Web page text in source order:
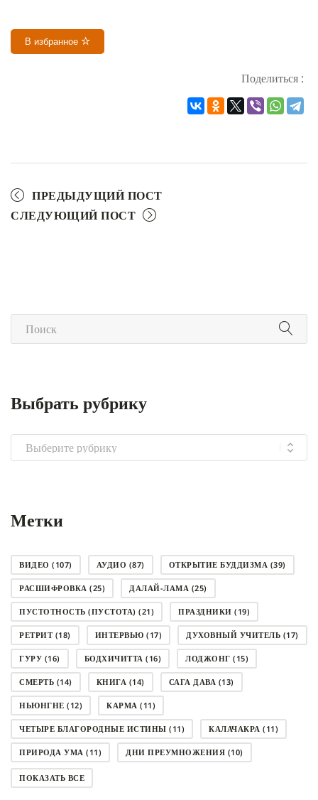
В избранное
Поделиться :
ПРЕДЫДУЩИЙ ПОСТ
СЛЕДУЮЩИЙ ПОСТ
Выбрать рубрику
Выбрать
рубрику
Метки
ВИДЕО (107) АУДИО (87) ОТКРЫТИЕ БУДДИЗМА (39)
РАСШИФРОВКА (25) ДАЛАЙ-ЛАМА (25)
ПУСТОТНОСТЬ (ПУСТОТА) (21) ПРАЗДНИКИ (19)
РЕТРИТ(18) ИНТЕРВЬЮ (17) ДУХОВНЫЙ УЧИТЕЛЬ (17)
ГУРУ (16) БОДХИЧИТТА (16) ЛОДЖОНГ (15)
СМЕРТЬ (14) КНИГА (14) САГА ДАВА (13)
НЬЮНГНЕ (12) КАРМА (11)
ЧЕТЫРЕ БЛАГОРОДНЫЕ ИСТИНЫ (11) КАЛАЧАКРА (11)
ПРИРОДА УМА (11) ДНИ ПРЕУМНОЖЕНИЯ (10)
СОВЕТ(10)
ПОКАЗАТЬ ВСЕ